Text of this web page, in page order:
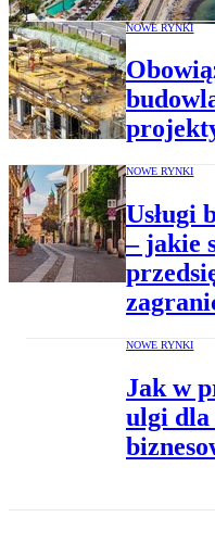
NOWE RYNKI
NOWE RYNKI
Usługi
– jakie
NOWE RYNKI
Jak w
ulgi